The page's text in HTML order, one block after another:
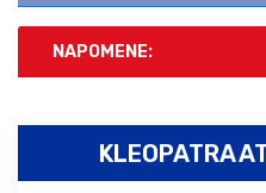
NAPOMENE:
KLEOPATRA